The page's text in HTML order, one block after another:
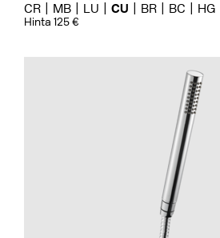
CR MB LU CU BR BC HG
Hinta 125 €